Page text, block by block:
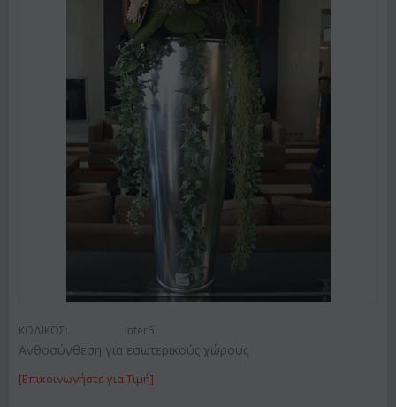
ΚΩΔΙΚΟΣ: Inter6
Ανθοσύνθεση για εσωτερικούς χώρους
[Επικοινωνήστε για Τιμή]